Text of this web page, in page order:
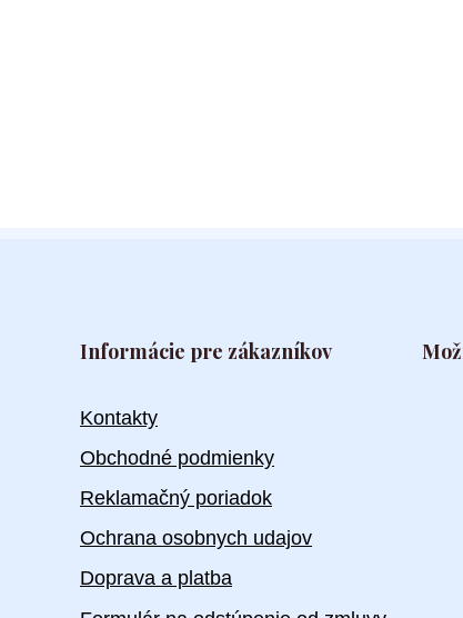
Informácie pre zákazníkov
Kontakty
Obchodné podmienky
Reklamačný poriadok
Ochrana osobnych udajov
Doprava a platba